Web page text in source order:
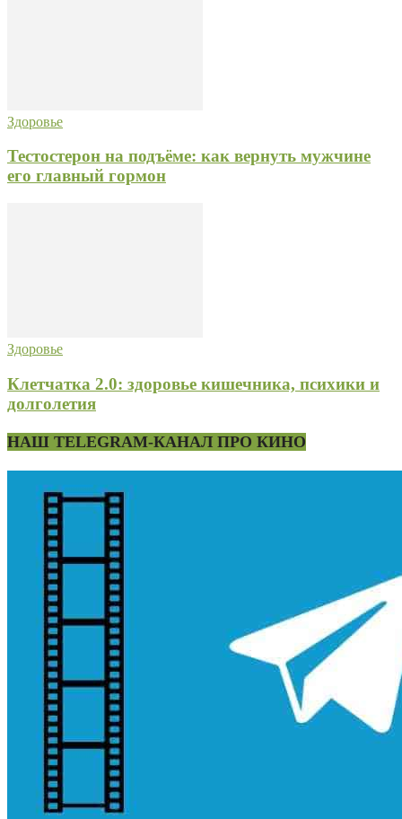
Здоровье
Тестостерон на подъёме: как вернуть мужчине
его главный гормон
Здоровье
Клетчатка 2.0: здоровье кишечника, психики и
долголетия
НАШ TELEGRAM-КАНАЛ ПРО КИНО